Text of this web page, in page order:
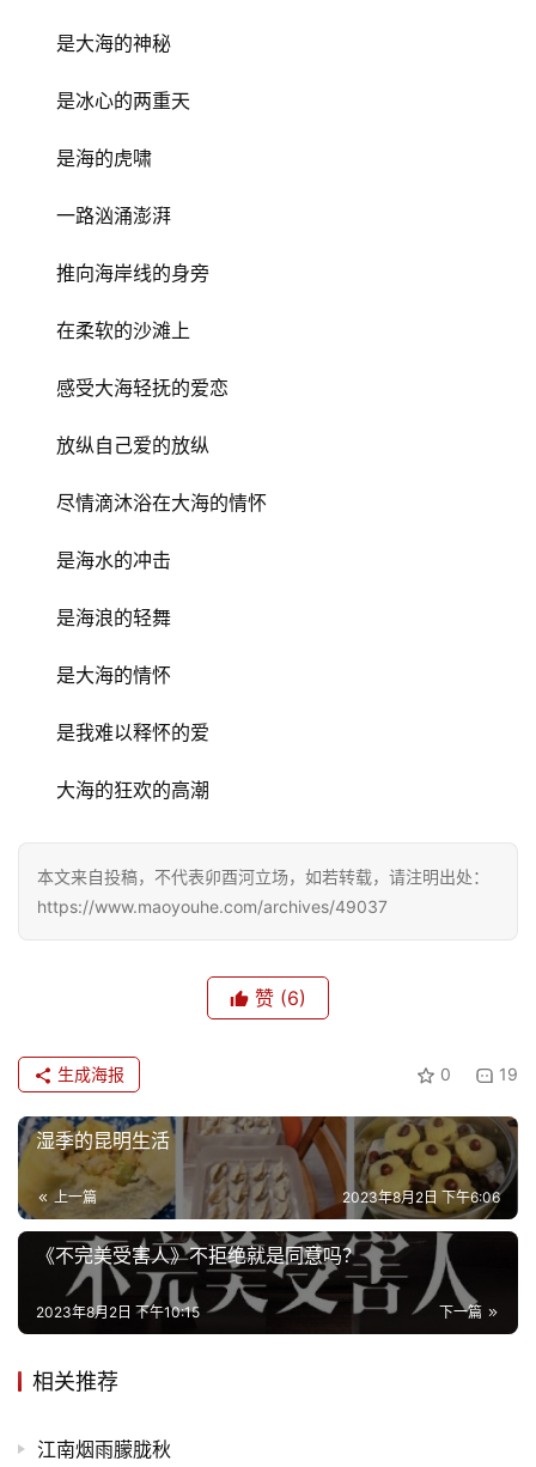
文
是大海的神秘
是冰心的两重天
是海的虎啸
一路汹涌澎湃
推向海岸线的身旁
在柔软的沙滩上
感受大海轻抚的爱恋
放纵自己爱的放纵
尽情滴沐浴在大海的情怀
是海水的冲击
是海浪的轻舞
是大海的情怀
是我难以释怀的爱
大海的狂欢的高潮
本文来自投稿，不代表卯酉河立场，如若转载，请注明出处：
https://www.maoyouhe.com/archives/49037
赞 (6)
0 19
生成海报
湿季的昆明生活
上一篇 2023年8月2日 下午6:06
《不完美受害人》不拒绝就是同意吗？
下一篇
2023年8月2日 下午10:15
相关推荐
江南烟雨朦胧秋